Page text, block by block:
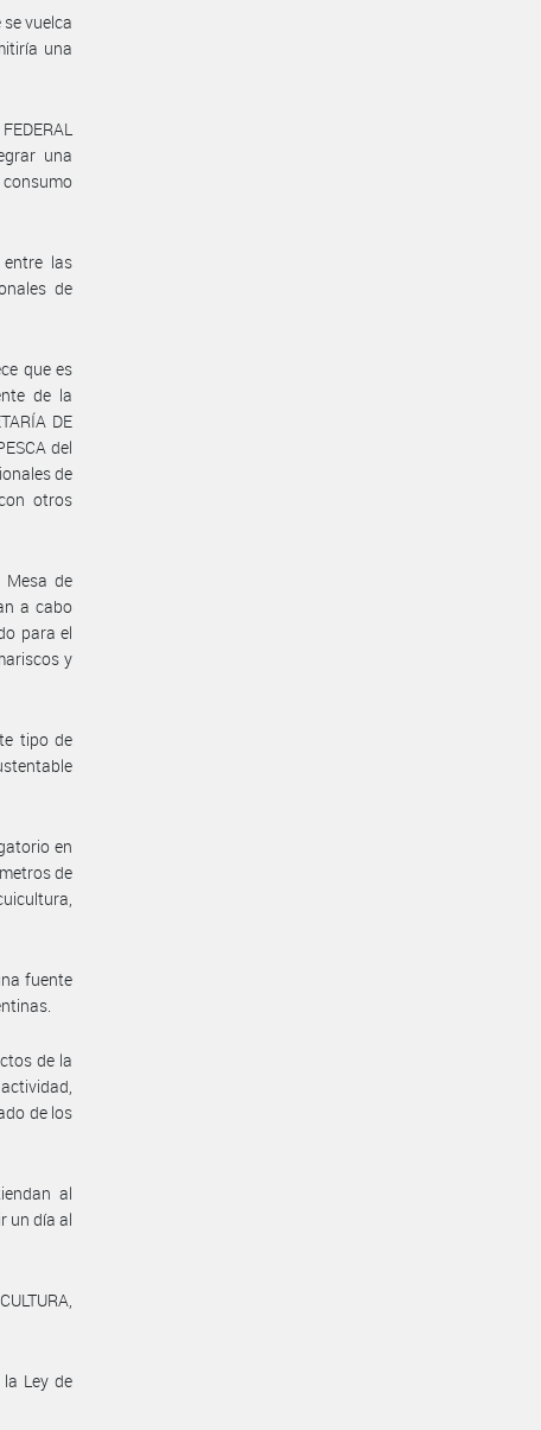
vuelca
una
una
las
de
que es
de la
DE
del
de
otros
Mesa de
a cabo
para el
y
tipo de
en
de
fuente
de la
de los
al
un día al
Ley de